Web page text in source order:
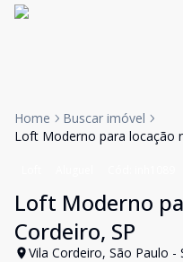
Home
Buscar imóvel
Loft Moderno para locação
Loft Moderno
Cordeiro, SP
Vila Cordeiro, São Paulo -